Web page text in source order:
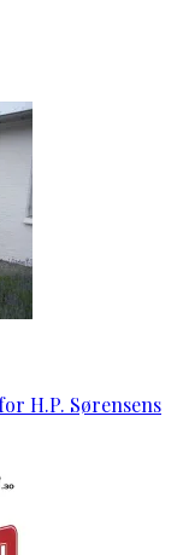
H.P. Sørensens